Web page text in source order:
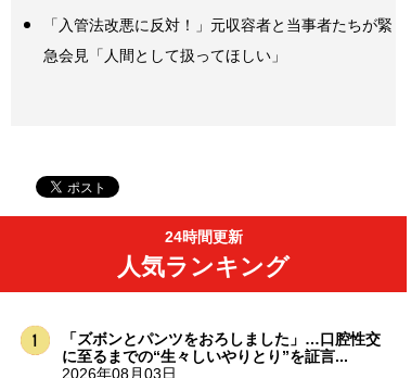
「入管法改悪に反対！」元収容者と当事者たちが緊
急会見「人間として扱ってほしい」
24時間更新
人気ランキング
「ズボンとパンツをおろしました」…口腔性交
に至るまでの“生々しいやりとり”を証言...
2026年08月03日